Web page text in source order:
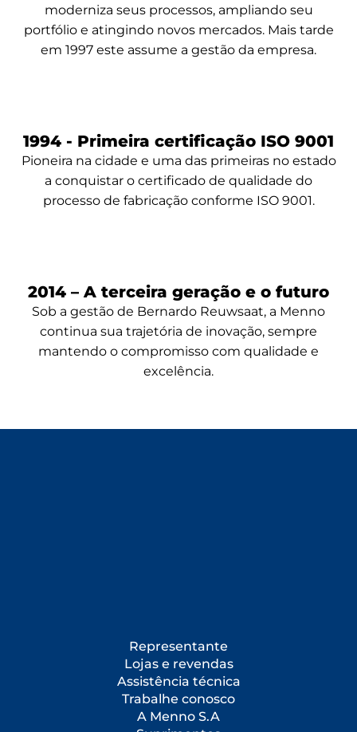
moderniza seus processos, ampliando seu
portfólio e atingindo novos mercados. Mais tarde
em 1997 este assume a gestão da empresa.
1994 - Primeira certificação ISO 9001
Pioneira na cidade e uma das primeiras no estado
a conquistar o certificado de qualidade do
processo de fabricação conforme ISO 9001.
2014 – A terceira geração e o futuro
Sob a gestão de Bernardo Reuwsaat, a Menno
continua sua trajetória de inovação, sempre
mantendo o compromisso com qualidade e
excelência.
Representante
Lojas e revendas
Assistência técnica
Trabalhe conosco
A Menno S.A